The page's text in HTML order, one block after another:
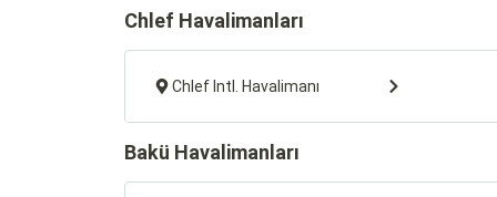
Chlef Havalimanları
Chlef Intl. Havalimanı
Bakü Havalimanları